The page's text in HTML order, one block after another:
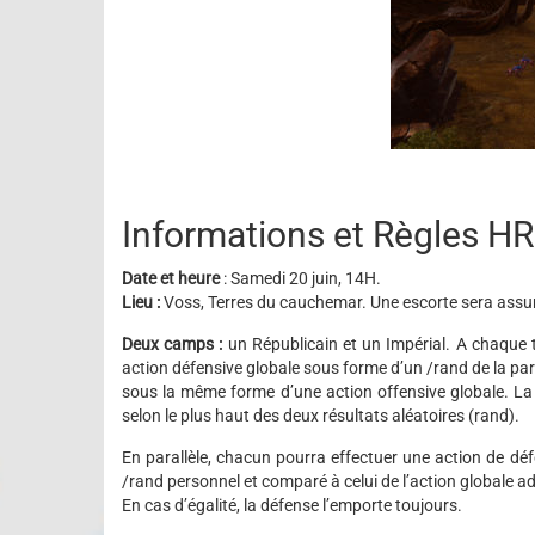
Informations et Règles
Date et heure: Samedi 20 juin, 14H.
Lieu :Voss, Terres du cauchemar. Une escorte sera
Deux camps : un Républicain et un Impérial. A
action défensive globale sous forme d’un /rand de la
sous la même forme d’une action offensive globale.
selon le plus haut des deux résultats aléatoires (rand).
En parallèle, chacun pourra effectuer une action de
/rand personnel et comparé à celui de l’action globale
En cas d’égalité, la défense l’emporte toujours.